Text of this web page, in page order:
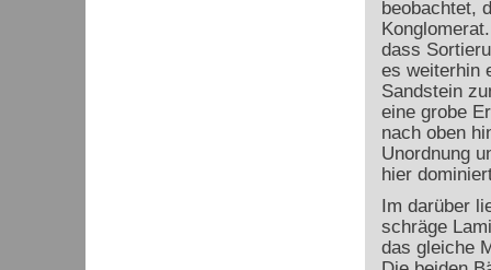
beobachtet,
dass
es weiterhin
Sandstein
eine grobe
nach oben
Unordnung
hier
Im darüber
schräge
das gleiche